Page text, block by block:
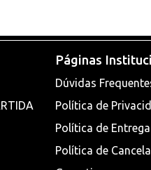
Páginas
Dúvidas
Política de
Política de
Política de